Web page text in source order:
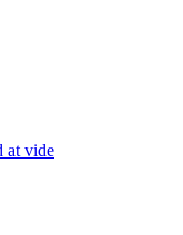
at vide